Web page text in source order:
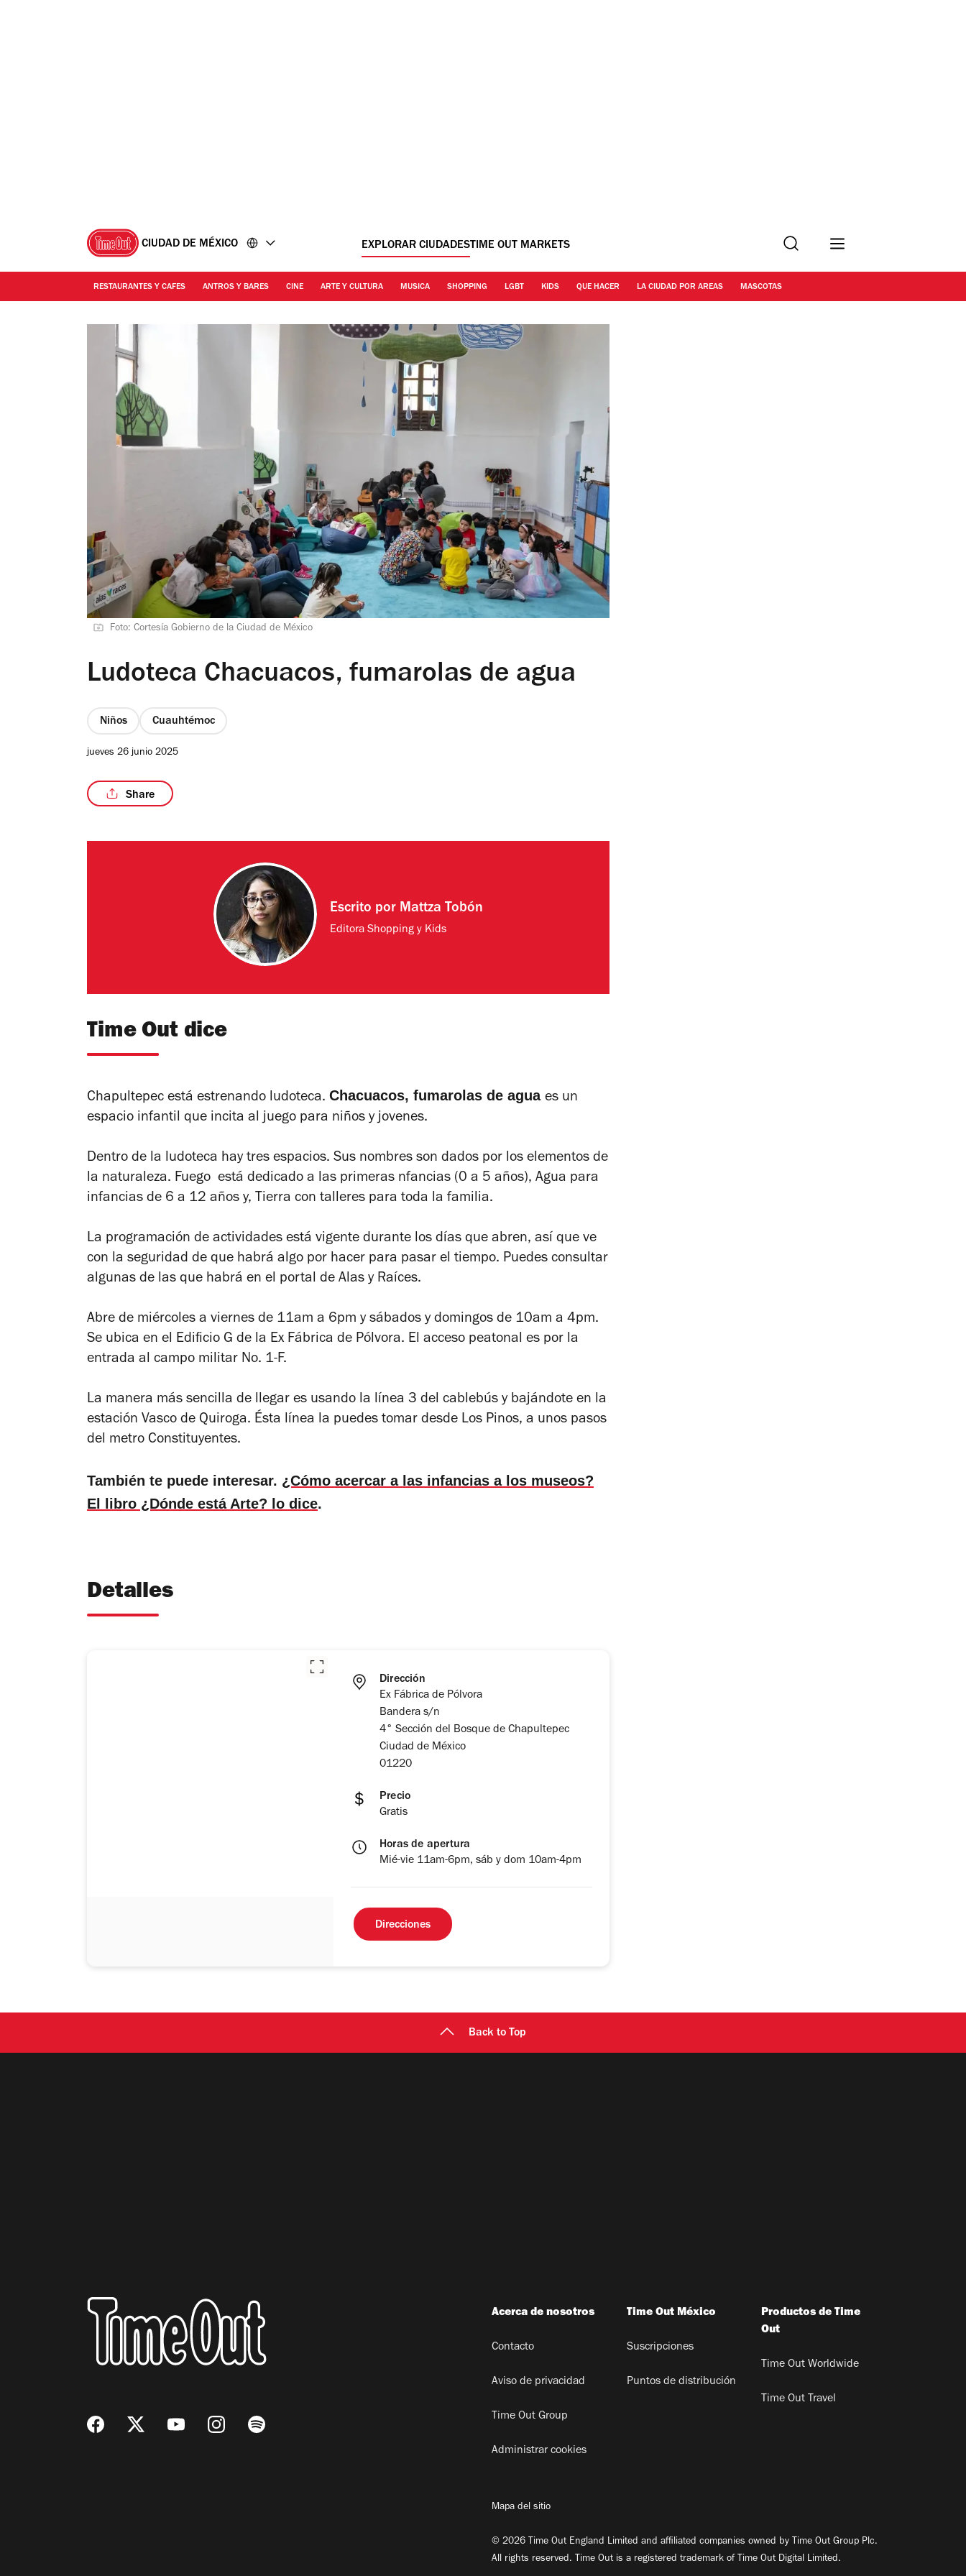
CIUDAD DE MÉXICO EXPLORAR CIUDADESTIME OUT MARKETS Buscar
RESTAURANTES Y CAFES ANTROS Y BARES CINE ARTE Y CULTURA MUSICA SHOPPING LGBT KIDS QUE HACER LA CIUDAD POR AREAS MASCOTAS
Foto: Cortesía Gobierno de la Ciudad de México
Ludoteca Chacuacos, fumarolas de agua
Niños Cuauhtémoc
jueves 26 junio 2025
Share
Escrito por Mattza Tobón
Editora Shopping y Kids
Time Out dice
Chapultepec está estrenando ludoteca. Chacuacos, fumarolas de agua es un
espacio infantil que incita al juego para niños y jovenes.
Dentro de la ludoteca hay tres espacios. Sus nombres son dados por los elementos de
la naturaleza. Fuego está dedicado a las primeras nfancias (0 a 5 años), Agua para
infancias de 6 a 12 años y, Tierra con talleres para toda la familia.
La programación de actividades está vigente durante los días que abren, así que ve
con la seguridad de que habrá algo por hacer para pasar el tiempo. Puedes consultar
algunas de las que habrá en el portal de Alas y Raíces.
Abre de miércoles a viernes de 11am a 6pm y sábados y domingos de 10am a 4pm.
Se ubica en el Edificio G de la Ex Fábrica de Pólvora. El acceso peatonal es por la
entrada al campo militar No. 1-F.
La manera más sencilla de llegar es usando la línea 3 del cablebús y bajándote en la
estación Vasco de Quiroga. Ésta línea la puedes tomar desde Los Pinos, a unos pasos
del metro Constituyentes.
También te puede interesar. ¿Cómo acercar a las infancias a los museos?
El libro ¿Dónde está Arte? lo dice.
Detalles
Dirección
Ex Fábrica de Pólvora
Bandera s/n
4° Sección del Bosque de Chapultepec
Ciudad de México
01220
Precio
Gratis
Horas de apertura
Mié-vie 11am-6pm, sáb y dom 10am-4pm
Direcciones
Back to Top
Acerca de nosotros
Contacto
Aviso de privacidad
Time Out Group
Administrar cookies
Time Out México
Suscripciones
Puntos de distribución
Productos de Time
Out
Time Out Worldwide
Time Out Travel
Mapa del sitio
© 2026 Time Out England Limited and affiliated companies owned by Time Out Group Plc.
All rights reserved. Time Out is a registered trademark of Time Out Digital Limited.